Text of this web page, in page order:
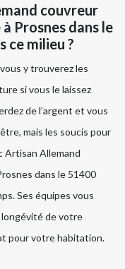
couvreur
Prosnes dans le
ce milieu ?
y trouverez les
si vous le laissez
de l’argent et vous
mais les soucis pour
Allemand
dans le 51400
Ses équipes vous
de votre
pour votre habitation.